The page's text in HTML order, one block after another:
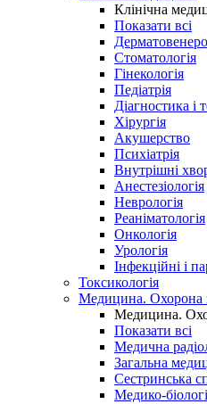
Клінічна
Показати всі
Стоматологія
Гінекологія
Педіатрія
Діагностика і
Хірургія
Акушерство
Психіатрія
Внутрішні
Анестезіологія
Неврологія
Реаніматологія
Онкологія
Урологія
Інфекційні і
Токсикологія
Медицина. Охорона
Медицина.
Показати всі
Медична
Загальна
Сестринська
Медико-